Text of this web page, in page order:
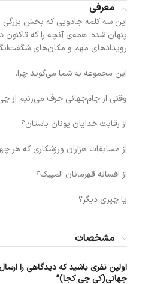
معرفی
این سه کلمه جادویی که بخش بزرگی
پنهان شده. همه‌ی آنچه را که
رویدادهای مهم و مکان‌های
این مجموعه به شما می‌گوید چرا.
وقتی از جام‌جهانی حرف می‌زنیم از
از رقابت خدایان یونان باستان؟
از مسابقات هزاران ورزشکاری که هر
از افسانه قهرمانان المپیک؟
یا چیزی دیگر؟
مشخصات
اولین نفری باشید که دیدگاهی را
جهانی(کی چی کجا)”